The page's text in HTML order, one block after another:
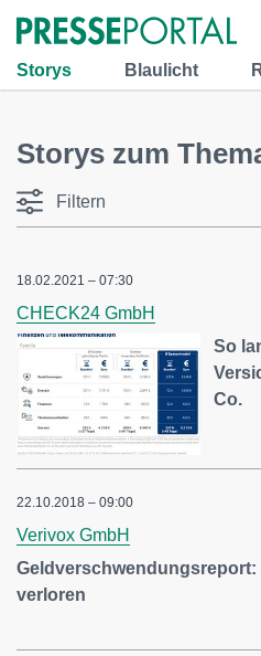
Storys Blaulicht
Storys zum
Filtern
18.02.2021 – 07:30
CHECK24 GmbH
So
Co.
22.10.2018 – 09:00
Verivox GmbH
Geldverschwendungsreport:
verloren